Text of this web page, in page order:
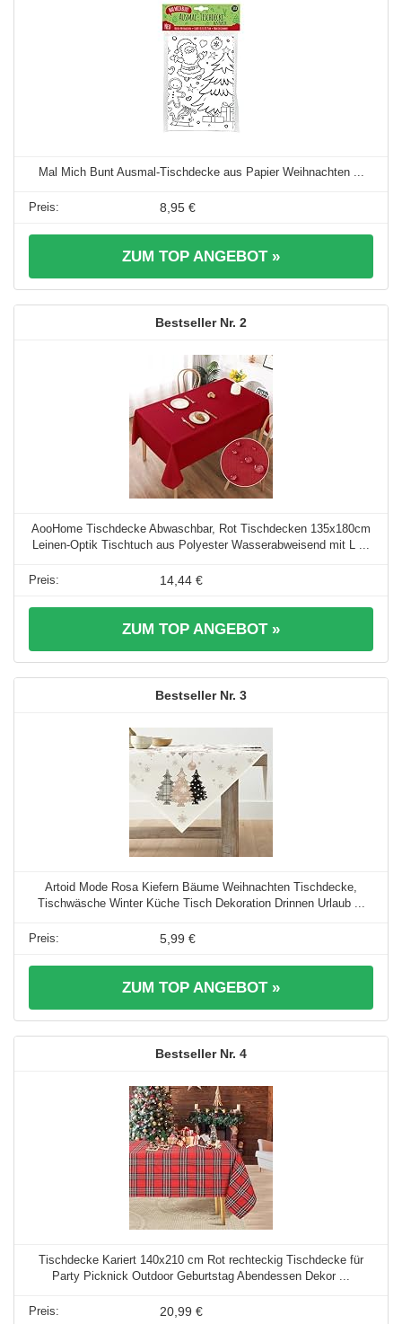
Mal Mich Bunt Ausmal-Tischdecke aus Papier Weihnachten ...
8,95 €
ZUM TOP ANGEBOT »
2
AooHome Tischdecke Abwaschbar, Rot Tischdecken 135x180cm
Leinen-Optik Tischtuch aus Polyester Wasserabweisend mit L ...
14,44 €
ZUM TOP ANGEBOT »
3
Artoid Mode Rosa Kiefern Bäume Weihnachten Tischdecke,
Tischwäsche Winter Küche Tisch Dekoration Drinnen Urlaub ...
5,99 €
ZUM TOP ANGEBOT »
4
Tischdecke Kariert 140x210 cm Rot rechteckig Tischdecke für
Party Picknick Outdoor Geburtstag Abendessen Dekor ...
20,99 €